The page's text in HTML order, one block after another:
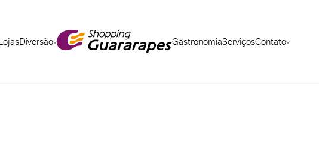
Diversão GastronomiaServiçosContato